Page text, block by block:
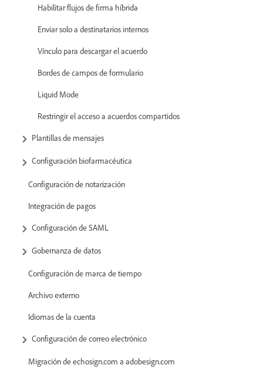
Habilitar flujos de firma híbrida
Enviar solo a destinatarios internos
Vínculo para descargar el acuerdo
Bordes de campos de formulario
Liquid Mode
Restringir el acceso a acuerdos compartidos
Plantillas de mensajes
Configuración biofarmacéutica
Configuración de notarización
Integración de pagos
Configuración de SAML
Gobernanza de datos
Configuración de marca de tiempo
Archivo externo
Idiomas de la cuenta
Configuración de correo electrónico
Migración de echosign.com a adobesign.com